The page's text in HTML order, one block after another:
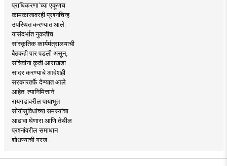
प्राधिकरणा’च्या एकूणच
कामकाजावरही प्रश्नचिन्ह
उपस्थित करण्यात आले.
यासंदर्भात नुकतीच
सांस्कृतिक कार्यमंत्रालयाची
बैठकही पार पडली असून,
सचिवांना कृती आराखडा
सादर करण्याचे आदेशही
सरकारतर्फे देण्यात आले
आहेत. त्यानिमित्ताने
रायगडावरील पायाभूत
सोयीसुविधांच्या समस्यांचा
आढावा घेणारा आणि तेथील
प्रश्नांवरील समाधान
शोधण्याची गरज ..